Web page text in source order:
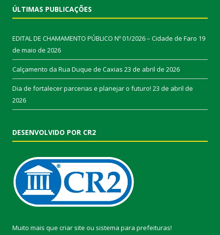
ÚLTIMAS PUBLICAÇÕES
EDITAL DE CHAMAMENTO PÚBLICO Nº 01/2026 – Cidade de Faro 19
de maio de 2026
Calçamento da Rua Duque de Caxias 23 de abril de 2026
Dia de fortalecer parcerias e planejar o futuro! 23 de abril de
2026
DESENVOLVIDO POR CR2
Muito mais que criar site ou sistema para prefeituras!